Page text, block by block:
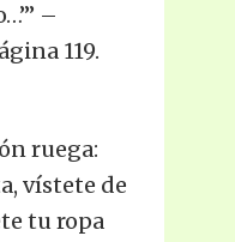
–
119.
ruega:
vístete de
tu ropa